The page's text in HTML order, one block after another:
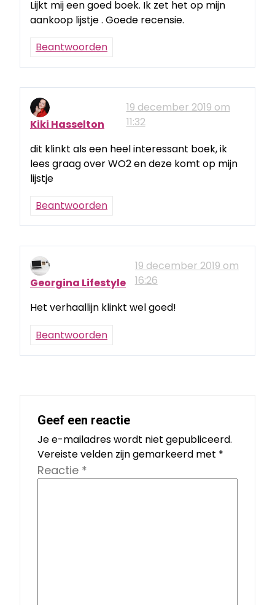
Lijkt mij een goed boek. Ik zet het op mijn
aankoop lijstje . Goede recensie.
Beantwoorden
Kiki Hasselton
19 december 2019 om
11:32
dit klinkt als een heel interessant boek, ik
lees graag over WO2 en deze komt op mijn
lijstje
Beantwoorden
Georgina Lifestyle
19 december 2019 om
16:26
Het verhaallijn klinkt wel goed!
Beantwoorden
Geef een reactie
Je e-mailadres wordt niet gepubliceerd.
Vereiste velden zijn gemarkeerd met *
Reactie *